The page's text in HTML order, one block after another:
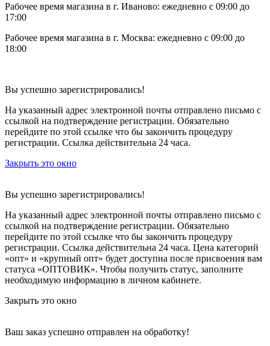
Рабочее время магазина в г. Иваново: ежедневно с 09:00 до
17:00
Рабочее время магазина в г. Москва: ежедневно с 09:00 до
18:00
Вы успешно зарегистрировались!
На указанный адрес электронной почты отправлено письмо с
ссылкой на подтверждение регистрации. Обязательно
перейдите по этой ссылке что бы закончить процедуру
регистрации. Ссылка действительна 24 часа.
Закрыть это окно
Вы успешно зарегистрировались!
На указанный адрес электронной почты отправлено письмо с
ссылкой на подтверждение регистрации. Обязательно
перейдите по этой ссылке что бы закончить процедуру
регистрации. Ссылка действительна 24 часа. Цена категорий
«опт» и «крупный опт» будет доступна после присвоения вам
статуса «ОПТОВИК». Чтобы получить статус, заполните
необходимую информацию в личном кабинете.
Закрыть это окно
Ваш заказ успешно отправлен на обработку!